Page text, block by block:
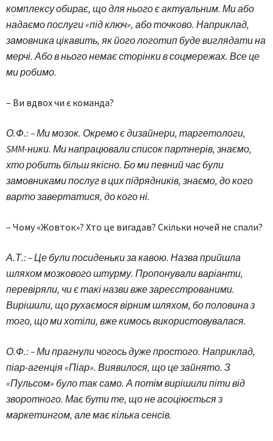
комплексу обирає, що для нього є актуальним. Ми або
надаємо послуги «під ключ», або точково. Наприклад,
замовника цікавить, як його логотип буде виглядати на
мерчі. Або в нього немає сторінки в соцмережах. Все це
ми робимо.
– Ви вдвох чи є команда?
О.Ф.: – Ми мозок. Окремо є дизайнери, таргетологи,
SMM-ники. Ми напрацювали список партнерів, знаємо,
хто робить більш якісно. Бо ми певний час були
замовниками послуг в цих підрядників, знаємо, до кого
варто завертатися, до кого ні.
– Чому «Жовток»? Хто це вигадав? Скільки ночей не спали?
А.Т.: – Це були посиденьки за кавою. Назва прийшла
шляхом мозкового штурму. Пропонували варіанти,
перевіряли, чи є такі назви вже зареєстрованими.
Вирішили, що рухаємося вірним шляхом, бо половина з
того, що ми хотіли, вже кимось використовувалася.
О.Ф.: – Ми прагнули чогось дуже простого. Наприклад,
піар-агенція «Піар». Виявилося, що це зайнято. З
«Пульсом» було так само. А потім вирішили піти від
зворотного. Має бути те, що не асоціюється з
маркетингом, але має кілька сенсів.